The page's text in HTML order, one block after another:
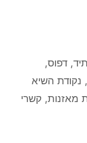
,דפוס,
, נקודת השיא
מאזנות, קשרי